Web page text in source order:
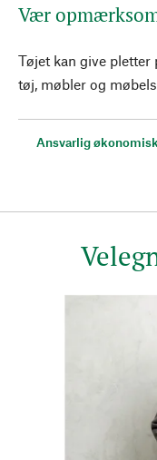
Vær
Tøjet kan give pletter
tøj, møbler og
Ansvarlig